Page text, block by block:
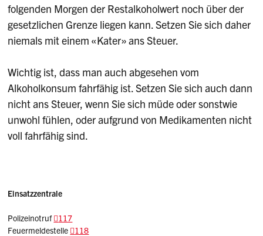
folgenden Morgen der Restalkoholwert noch über der
gesetzlichen Grenze liegen kann. Setzen Sie sich daher
niemals mit einem «Kater» ans Steuer.
Wichtig ist, dass man auch abgesehen vom
Alkoholkonsum fahrfähig ist. Setzen Sie sich auch dann
nicht ans Steuer, wenn Sie sich müde oder sonstwie
unwohl fühlen, oder aufgrund von Medikamenten nicht
voll fahrfähig sind.
Einsatzzentrale
Polizeinotruf
117
Feuermeldestelle
118